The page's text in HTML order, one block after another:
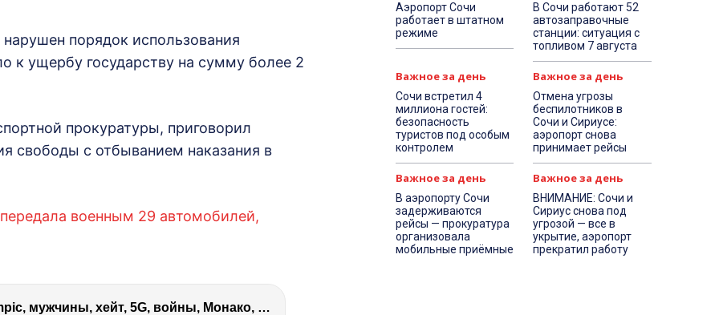
порядок использования
к ущербу государству на сумму более 2
прокуратуры, приговорил
свободы с отбыванием наказания в
военным 29 автомобилей,
Виктория Боня – Эверест, P.Diddy, Ozempic, мужчины, хейт, 5G, войны, Монако, ДОМ-2, Трамп, Собчак
Аэропорт Сочи
работает в штатном
режиме
В Сочи работают 52
автозаправочные
станции: ситуация с
топливом 7 августа
Важное за день
Сочи встретил 4
миллиона гостей:
безопасность
туристов под особым
контролем
Важное за день
Отмена угрозы
беспилотников в
Сочи и Сириусе:
аэропорт снова
принимает рейсы
Важное за день
В аэропорту Сочи
задерживаются
рейсы — прокуратура
организовала
мобильные приёмные
Важное за день
ВНИМАНИЕ: Сочи и
Сириус снова под
угрозой — все в
укрытие, аэропорт
прекратил работу